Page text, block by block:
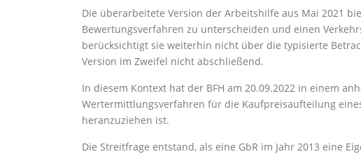
Die überarbeitete Version der Arbeitshilfe aus Mai 2021
Bewertungsverfahren zu unterscheiden und einen
berücksichtigt sie weiterhin nicht über die typisierte
Version im Zweifel nicht abschließend.
In diesem Kontext hat der BFH am 20.09.2022 in einem
Wertermittlungsverfahren für die Kaufpreisaufteilung
heranzuziehen ist.
Die Streitfrage entstand, als eine GbR im Jahr 2013 eine